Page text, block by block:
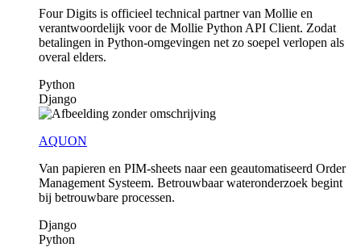
Four Digits is officieel technical partner van Mollie en
verantwoordelijk voor de Mollie Python API Client. Zodat
betalingen in Python-omgevingen net zo soepel verlopen als
overal elders.
Python
Django
AQUON
Van papieren en PIM-sheets naar een geautomatiseerd Order
Management Systeem. Betrouwbaar wateronderzoek begint
bij betrouwbare processen.
Django
Python